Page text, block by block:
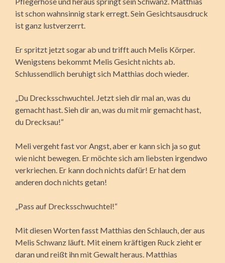
ist schon wahnsinnig stark erregt. Sein Gesichtsausdruck
ist ganz lustverzerrt.
Er spritzt jetzt sogar ab und trifft auch Melis Körper.
Wenigstens bekommt Melis Gesicht nichts ab.
Schlussendlich beruhigt sich Matthias doch wieder.
„Du Drecksschwuchtel. Jetzt sieh dir mal an, was du
gemacht hast. Sieh dir an, was du mit mir gemacht hast,
du Drecksau!“
Meli vergeht fast vor Angst, aber er kann sich ja so gut
wie nicht bewegen. Er möchte sich am liebsten irgendwo
verkriechen. Er kann doch nichts dafür! Er hat dem
anderen doch nichts getan!
„Pass auf Drecksschwuchtel!“
Mit diesen Worten fasst Matthias den Schlauch, der aus
Melis Schwanz läuft. Mit einem kräftigen Ruck zieht er
daran und reißt ihn mit Gewalt heraus. Matthias